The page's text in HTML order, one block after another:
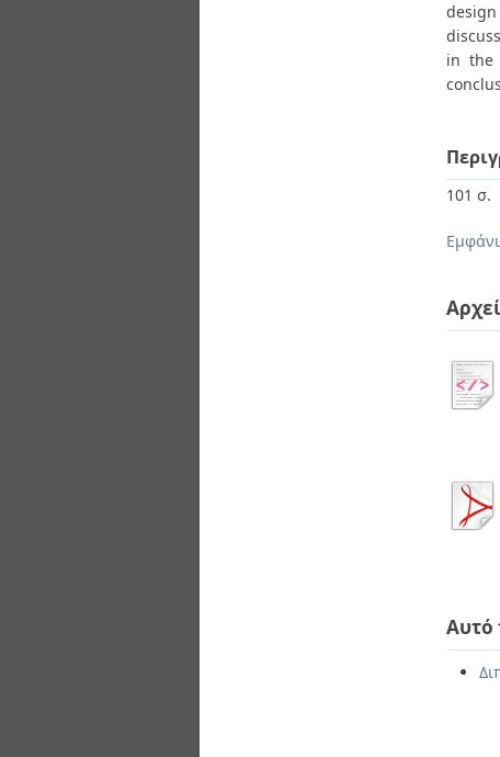
in the
101 σ.
Αυτό